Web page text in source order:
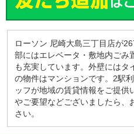
ローソン 尼崎大島三丁目店が
部にはエレベータ・敷地内ごみ
も充実しています。外壁にはタ
の物件はマンションです。2駅
ッフが地域の賃貸情報をご提供
やご要望などございましたら、
さい。